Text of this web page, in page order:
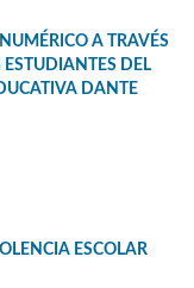
A TRAVÉS
ESTUDIANTES DEL
DANTE
ESCOLAR